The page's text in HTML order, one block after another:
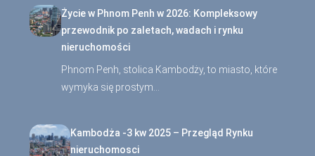
Życie w Phnom Penh w 2026: Kompleksowy
przewodnik po zaletach, wadach i rynku
nieruchomości
Phnom Penh, stolica Kambodży, to miasto, które
wymyka się prostym…
Kambodża -3 kw 2025 – Przegląd Rynku
nieruchomosci